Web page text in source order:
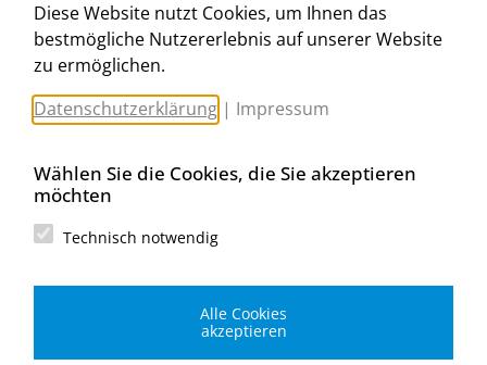
www.worahnik.at
Zentrale Köttlach
Michael Worahnik GmbH
Spenglerartikel
Industriestraße 90, Köttlach
Filiale Wien
Spenglerartikel
Diese Website nutzt Cookies, um Ihnen das
bestmögliche Nutzererlebnis auf unserer Website
zu ermöglichen.
Datenschutzerklärung | Impressum
Wählen Sie die Cookies, die Sie akzeptieren
möchten
Technisch notwendig
Alle Cookies
akzeptieren